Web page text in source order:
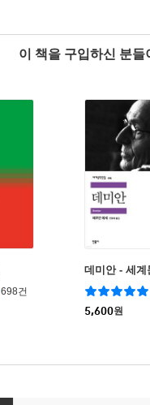
이 책을 구입하신 분
698건
데미안 - 세계
5,600원